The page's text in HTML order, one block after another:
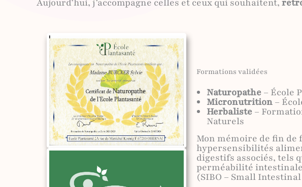
Formations validées
Naturopathe – École
Micronutrition –
Herbaliste –
Naturels
Mon mémoire de fin
hypersensibilités
digestifs associés, tels
perméabilité
(SIBO – Small